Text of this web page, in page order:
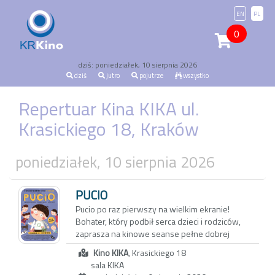
PL
EN
0
dziś: poniedziałek, 10 sierpnia 2026
dziś jutro pojutrze wszystko
Repertuar Kina KIKA ul.
Krasickiego 18, Kraków
poniedziałek, 10 sierpnia 2026
PUCIO
Pucio po raz pierwszy na wielkim ekranie!
Bohater, który podbił serca dzieci i rodziców,
zaprasza na kinowe seanse pełne dobrej
zabawy i pozytywnej energii.
Pucio razem ze swoją rodziną odkrywa świat!
Każdy dzień to nowe przygody – wspólne
Kino KIKA, Krasickiego 18
sala KIKA